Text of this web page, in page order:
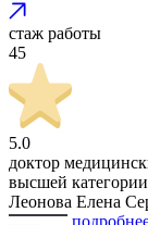
стаж работы
45
5.0
доктор
высшей категории
Леонова Елена